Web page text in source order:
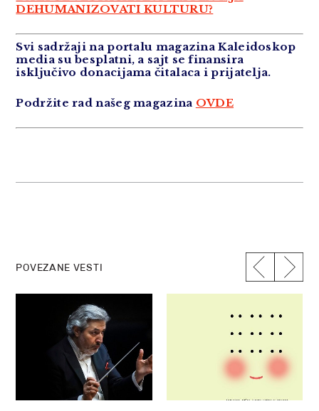
DEHUMANIZOVATI KULTURU?
Svi sadržaji na portalu magazina Kaleidoskop
media su besplatni, a sajt se finansira
isključivo donacijama čitalaca i prijatelja.
Podržite rad našeg magazina OVDE
POVEZANE VESTI